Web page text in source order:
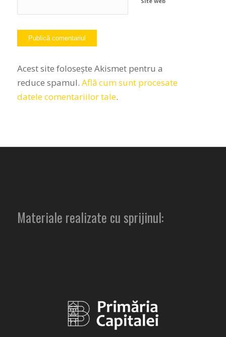
Acest site folosește Akismet pentru a
reduce spamul. Află cum sunt procesate
datele comentariilor tale.
Materiale realizate cu sprijinul: